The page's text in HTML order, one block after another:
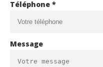
Téléphone *
Message